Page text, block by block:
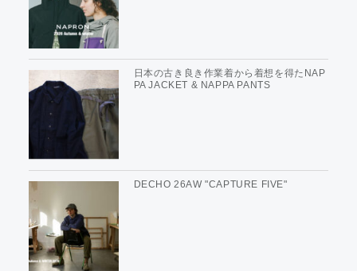
日本の古き良き作業着から着想を得たNAP
PA JACKET & NAPPA PANTS
DECHO 26AW "CAPTURE FIVE"